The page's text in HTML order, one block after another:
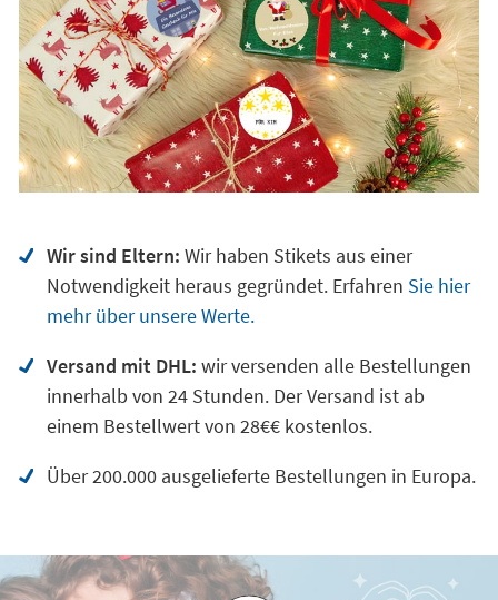
Wir sind Eltern: Wir haben Stikets aus einer
Notwendigkeit heraus gegründet. Erfahren Sie hier
mehr über unsere Werte.
Versand mit DHL: wir versenden alle Bestellungen
innerhalb von 24 Stunden. Der Versand ist ab
einem Bestellwert von 28€€ kostenlos.
Über 200.000 ausgelieferte Bestellungen in Europa.